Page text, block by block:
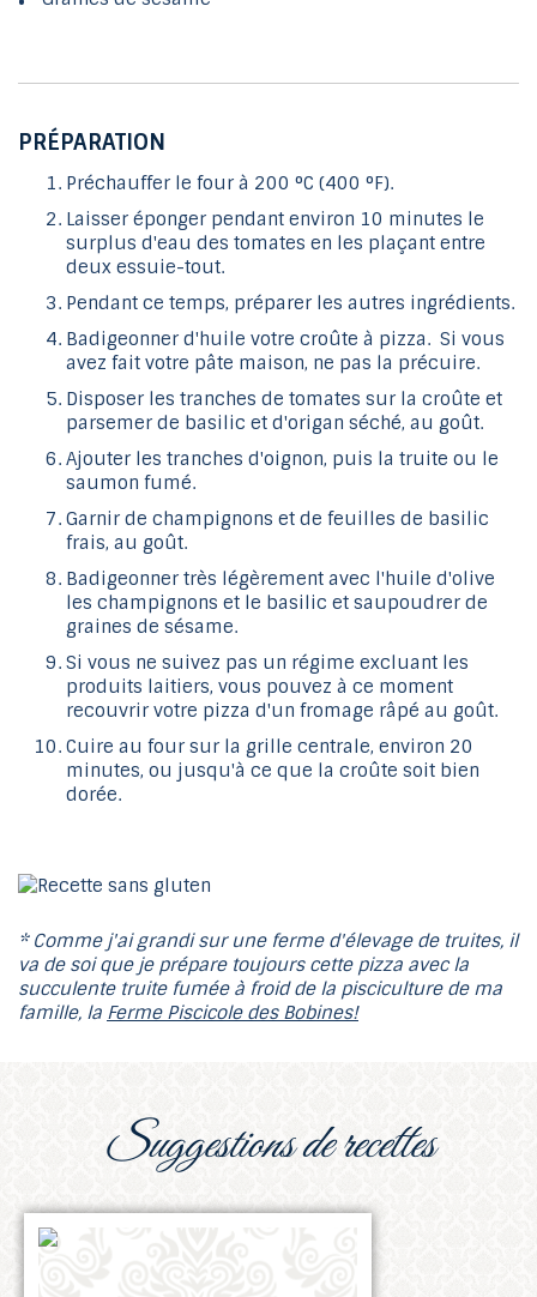
PRÉPARATION
Préchauffer le four à 200 °C (400 °F).
Laisser éponger pendant environ 10 minutes le
surplus d'eau des tomates en les plaçant entre
deux essuie-tout.
Pendant ce temps, préparer les autres ingrédients.
Badigeonner d'huile votre croûte à pizza. Si vous
avez fait votre pâte maison, ne pas la précuire.
Disposer les tranches de tomates sur la croûte et
parsemer de basilic et d'origan séché, au goût.
Ajouter les tranches d'oignon, puis la truite ou le
saumon fumé.
Garnir de champignons et de feuilles de basilic
frais, au goût.
Badigeonner très légèrement avec l'huile d'olive
les champignons et le basilic et saupoudrer de
graines de sésame.
Si vous ne suivez pas un régime excluant les
produits laitiers, vous pouvez à ce moment
recouvrir votre pizza d'un fromage râpé au goût.
Cuire au four sur la grille centrale, environ 20
minutes, ou jusqu'à ce que la croûte soit bien
dorée.
* Comme j'ai grandi sur une ferme d'élevage de truites, il
va de soi que je prépare toujours cette pizza avec la
succulente truite fumée à froid de la pisciculture de ma
famille, la Ferme Piscicole des Bobines!
suggestions de recettes